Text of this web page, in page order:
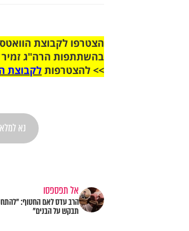
בהשתתפות הרה"ג
>> להצטרפותלקבוצת
אל תפספסו
הרב עדס לאם החטוף:
תבקש על הבנים"